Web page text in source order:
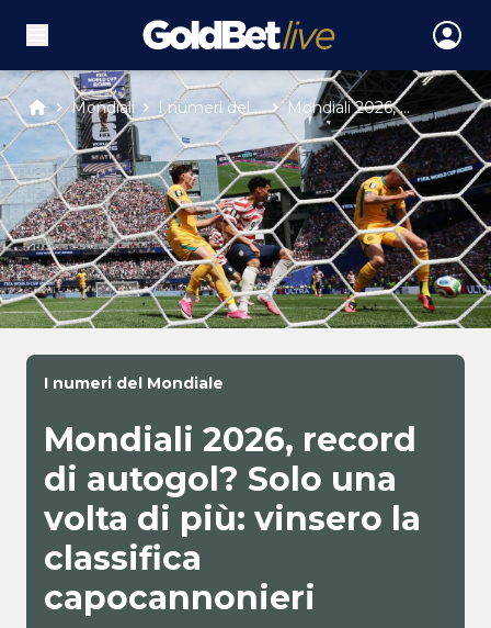
Mondiali I numeri del ... Mondiali 2026, ...
I numeri del Mondiale
Mondiali 2026, record
di autogol? Solo una
volta di più: vinsero la
classifica
capocannonieri